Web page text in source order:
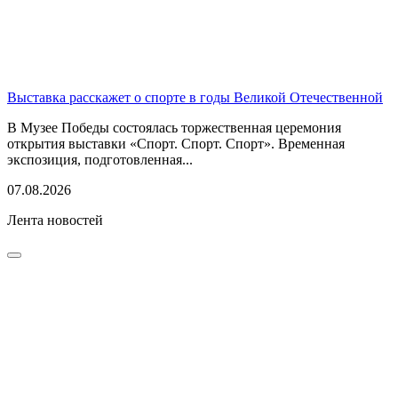
Выставка расскажет о спорте в годы Великой Отечественной
В Музее Победы состоялась торжественная церемония
открытия выставки «Спорт. Спорт. Спорт». Временная
экспозиция, подготовленная...
07.08.2026
Лента новостей